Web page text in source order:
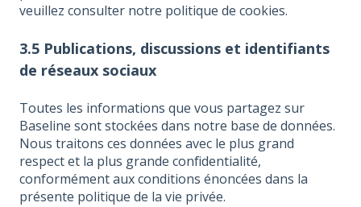
veuillez consulter notre politique de cookies.
3.5 Publications, discussions et identifiants
de réseaux sociaux
Toutes les informations que vous partagez sur
Baseline sont stockées dans notre base de données.
Nous traitons ces données avec le plus grand
respect et la plus grande confidentialité,
conformément aux conditions énoncées dans la
présente politique de la vie privée.